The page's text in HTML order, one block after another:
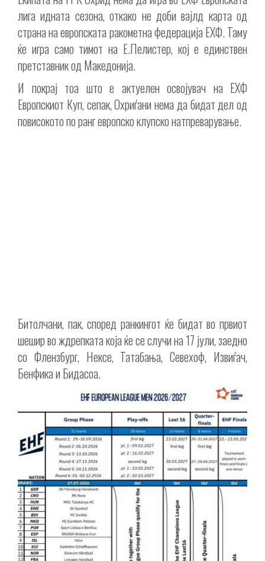
лига идната сезона, откако не доби вајлд карта од
страна на европската ракометна федерација ЕХФ. Таму
ќе игра само тимот на Е.Пелистер, кој е единствен
претставник од Македонија.
И покрај тоа што е актуелен освојувач на ЕХФ
Европскиот Куп, сепак, Охриѓани нема да бидат дел од
повисокото по ранг европско клупско натпреварување.
Битолчани, пак, според ранкингот ќе бидат во првиот
шешир во ждрепката која ќе се случи на 17 јули, заедно
со Флензбург, Нексе, Татабања, Севехоф, Извиѓач,
Бенфика и Бидасоа.